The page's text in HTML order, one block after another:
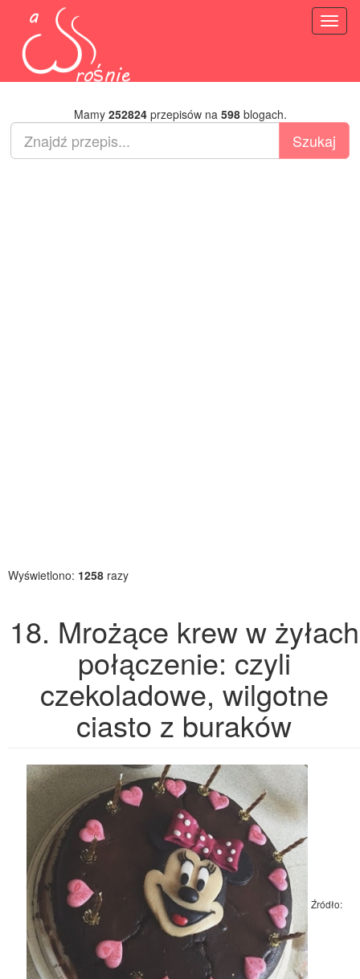
Mamy 252824przepisów na 598blogach.
Wyświetlono: 1258 razy
18. Mrożące krew w żyłach
połączenie: czyli
czekoladowe, wilgotne
ciasto z buraków
Źródło: